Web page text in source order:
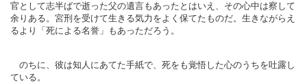
官として志半ばで逝った父の遺言もあったとはいえ、 その心中は察して
余りある。 宮刑を受けて生きる気力をよく保てたものだ。 生きながらえ
るより「死による名誉」もあっただろう。
のちに、彼は知人にあてた手紙で、 死をも覚悟した心のうちを吐露し
ている。